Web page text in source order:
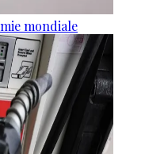
mondiale